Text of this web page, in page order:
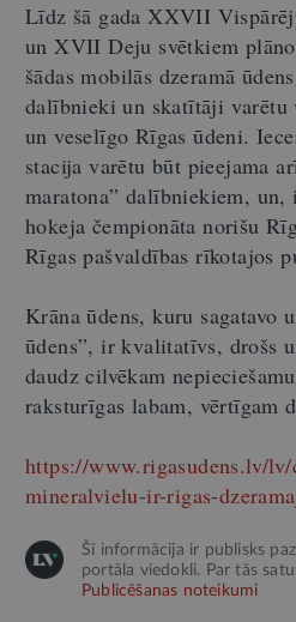
Līdz šā gada XXVII
un XVII Deju svētkiem
šādas mobilās dzeramā
dalībnieki un skatītāji varētu
un veselīgo Rīgas ūdeni.
stacija varētu būt pieejama
maratona” dalībniekiem, un,
hokeja čempionāta norišu
Rīgas pašvaldības rīkotajos
Krāna ūdens, kuru sagatavo
ūdens”, ir kvalitatīvs, drošs
daudz cilvēkam
raksturīgas labam, vērtīgam
https://www.rigasudens.lv/
mineralvielu-ir-rigas-
Šī informācija ir publisks
portāla viedokli. Par tās
Publicēšanas noteikumi